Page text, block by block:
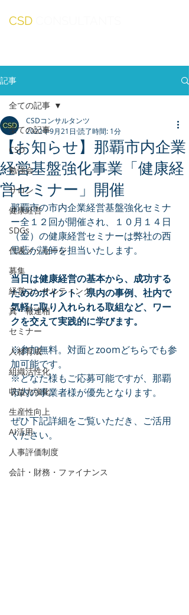
CSD
記事
全ての記事
CSD
勉強会
サロン
健康経営
SDGs
代表メッセージ
募集
経営コンサルティング
真・報連相
セミナー
人材育成
組織活性化
収益力強化
生産性向上
AI活用
人事評価制度
会計・財務・ファイナンス
全ての記事
【お知らせ】那覇市内企業
経営基盤強化事業「健康経
営セミナー」開催
CSDコンサルタンツ
2022年9月21日 読了時間: 1分
那覇市の市内企業経営基盤強化セミナ
ー全１２回が開催され、１０月１４日
（金）の健康経営セミナーは弊社の西
里藍が講師を担当いたします。
当日は健康経営の基本から、成功する
ためのポイント、県内の事例、社内で
気軽に取り入れられる取組など、ワー
クを交えて実践的に学びます。
※参加無料。対面とzoomどちらでも参
加可能です。
※どなた様もご応募可能ですが、那覇
市内の事業者様が優先となります。
ぜひ下記詳細をご覧いただき、ご活用
ください。